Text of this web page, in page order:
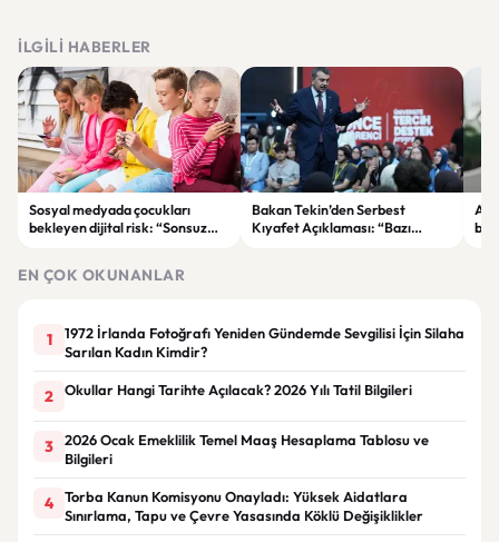
İLGILI HABERLER
Sosyal medyada çocukları
bekleyen dijital risk: “Sonsuz
Bakan Tekin’den Serbest
Kıyafet Açıklaması: “Bazı
EN ÇOK OKUNANLAR
1
1972 İrlanda Fotoğrafı Yeniden Gündemde Sevgilisi İçin Silaha
Sarılan Kadın Kimdir?
2 Okullar Hangi Tarihte Açılacak? 2026 Yılı Tatil Bilgileri
3
2026 Ocak Emeklilik Temel Maaş Hesaplama Tablosu ve
Bilgileri
4
Torba Kanun Komisyonu Onayladı: Yüksek Aidatlara
Sınırlama, Tapu ve Çevre Yasasında Köklü Değişiklikler